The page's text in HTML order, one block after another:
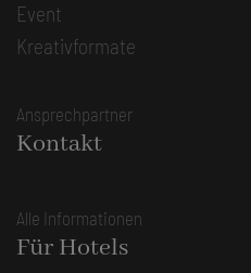
Event
Kreativformate
Ansprechpartner
Kontakt
Alle Informationen
Für Hotels